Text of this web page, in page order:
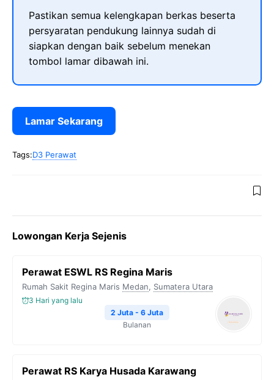
Pastikan semua kelengkapan berkas beserta
persyaratan pendukung lainnya sudah di
siapkan dengan baik sebelum menekan
tombol lamar dibawah ini.
Lamar Sekarang
Tags:D3 Perawat
Lowongan Kerja Sejenis
Perawat ESWL RS Regina Maris
Rumah Sakit Regina Maris Medan, Sumatera Utara
3 Hari yang lalu
2 Juta - 6 Juta
Bulanan
Perawat RS Karya Husada Karawang